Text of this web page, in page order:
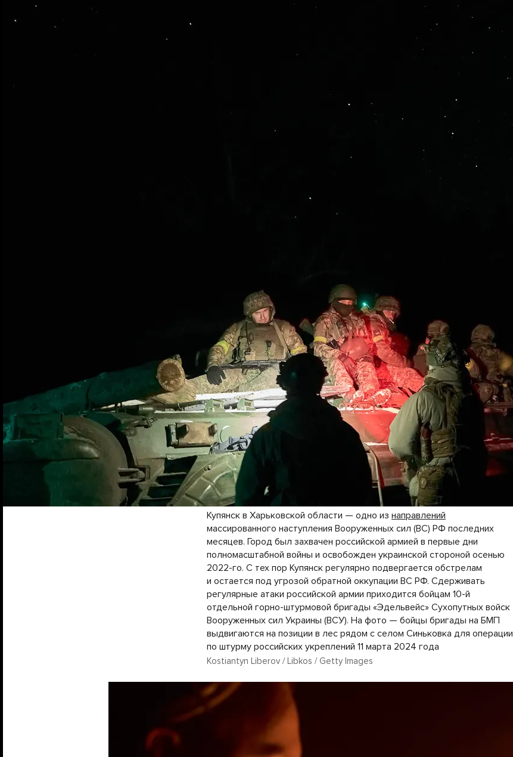
Купянск в Харьковской области — одно из направлений
массированного наступления Вооруженных сил (ВС) РФ последних
месяцев. Город был захвачен российской армией в первые дни
полномасштабной войны и освобожден украинской стороной осенью
2022-го. С тех пор Купянск регулярно подвергается обстрелам
и остается под угрозой обратной оккупации ВС РФ. Сдерживать
регулярные атаки российской армии приходится бойцам 10-й
отдельной горно-штурмовой бригады «Эдельвейс» Сухопутных войск
Вооруженных сил Украины (ВСУ). На фото — бойцы бригады на БМП
выдвигаются на позиции в лес рядом с селом Синьковка для операции
по штурму российских укреплений 11 марта 2024 года
Kostiantyn Liberov / Libkos / Getty Images